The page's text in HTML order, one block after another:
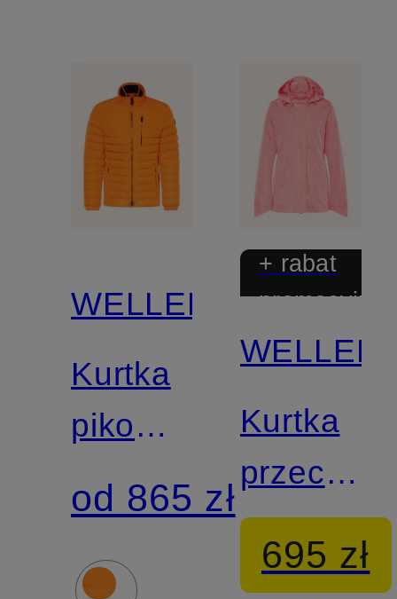
WELLENSTEYN
Kurtka
pikowana
MOLMS
z
izolacją
od 865 zł
+ rabat
promocyjny
Kurtka
TIROL
LADY z
695 zł